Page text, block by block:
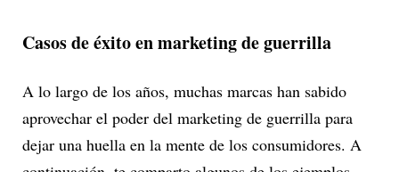
Casos de éxito en marketing de guerrilla
A lo largo de los años, muchas marcas han sabido
aprovechar el poder del marketing de guerrilla para
dejar una huella en la mente de los consumidores. A